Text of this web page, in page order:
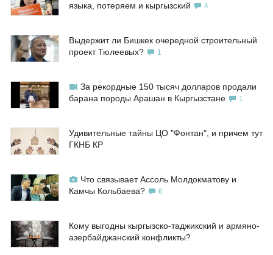
языка, потеряем и кыргызский
4
Выдержит ли Бишкек очередной строительный
проект Тюлеевых?
1
За рекордные 150 тысяч долларов продали
барана породы Арашан в Кыргызстане
1
Удивительные тайны ЦО "Фонтан", и причем тут
ГКНБ КР
Что связывает Ассоль Молдокматову и
Камчы Кольбаева?
6
Кому выгодны кыргызско-таджикский и армяно-
азербайджанский конфликты?